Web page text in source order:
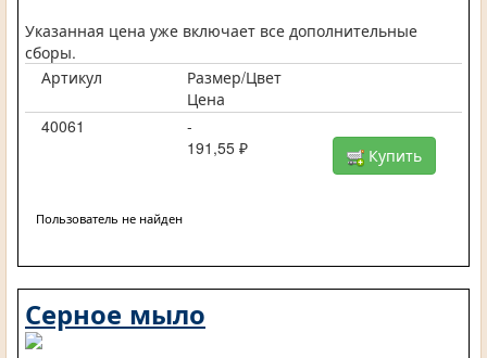
Указанная цена уже включает все дополнительные
сборы.
Артикул
Размер/Цвет
Цена
40061
-
191,55 ₽
Купить
Пользователь не найден
Серное мыло